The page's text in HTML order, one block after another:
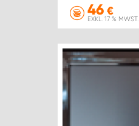
46 €
EXKL. 17 % MWST.